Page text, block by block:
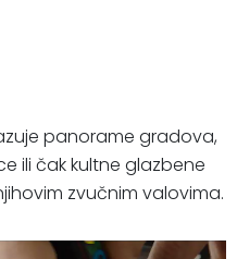
panorame gradova,
ili čak kultne glazbene
zvučnim valovima.